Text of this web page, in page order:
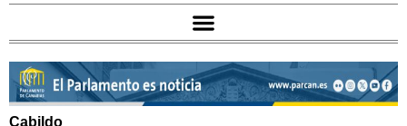
Cabildo